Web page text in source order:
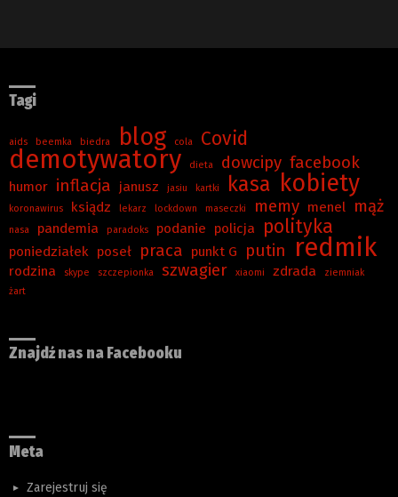
Tagi
aids beemka biedra blog cola Covid
demotywatory dieta dowcipy facebook
humor inflacja janusz jasiu kartki kasa kobiety
koronawirus ksiądz lekarz lockdown maseczki memy menel mąż
nasa pandemia paradoks podanie policja polityka
poniedziałek poseł praca punkt G putin redmik
rodzina skype szczepionka szwagier xiaomi zdrada
ziemniak
żart
Znajdź nas na Facebooku
Meta
Zarejestruj się